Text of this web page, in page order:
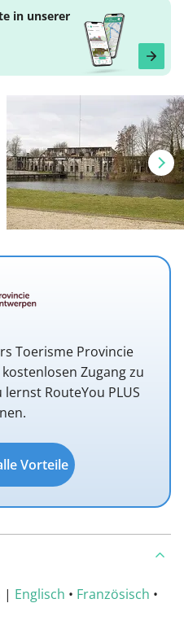
in unserer
Toerisme Provincie
Zugang zu
RouteYou PLUS
Vorteile
| Englisch • Französisch •